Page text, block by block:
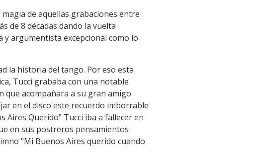
de aquellas grabaciones entre
de 8 décadas dando la vuelta
argumentista excepcional como lo
la historia del tango. Por eso esta
Tucci grababa con una notable
que acompañara a su gran amigo
en el disco este recuerdo imborrable
Aires Querido" Tucci iba a fallecer en
en sus postreros pensamientos
"Mi Buenos Aires querido cuando